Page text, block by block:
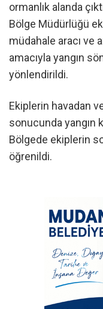
ormanlık alanda
Bölge Müdürlüğü
müdahale aracı ve
amacıyla yangın
yönlendirildi.
Ekiplerin havadan
sonucunda yangın
Bölgede ekiplerin
öğrenildi.